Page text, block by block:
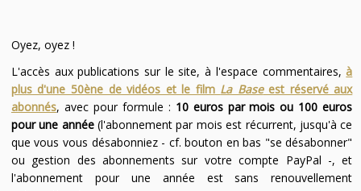
Oyez, oyez !
L'accès aux publications sur le site, à l'espace commentaires,à
plus d'une 50ène de vidéos et le film La Baseest réservé aux
abonnés, avec pour formule : 10 euros par mois ou 100 euros
pour une année(l'abonnement par mois est récurrent, jusqu'à ce
que vous vous désabonniez - cf. bouton en bas "se désabonner"
ou gestion des abonnements sur votre compte PayPal -, et
l'abonnement pour une année est sans renouvellement